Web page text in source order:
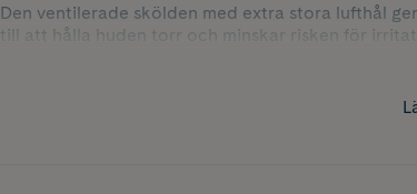
Den ventilerade skölden med extra stora lufthål
till att hålla huden torr och minskar risken för
Sugdelens mjuka silikon ger en naturlig känsla i
trygghet i vardagen. Glow in the dark funktionen